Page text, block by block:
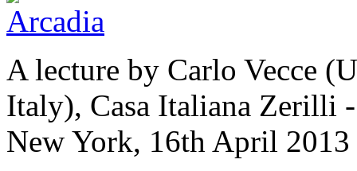
A lecture by Carlo Vecce
Italy), Casa Italiana Zerilli
New York, 16th April 2013